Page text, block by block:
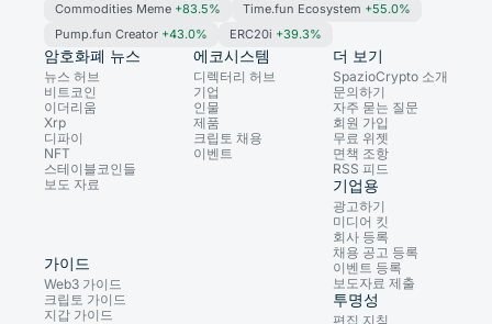
Commodities Meme +83.5% Time.fun Ecosystem +55.0%
Pump.fun Creator +43.0% ERC20i +39.3%
암호화폐 뉴스
뉴스 허브
비트코인
이더리움
Xrp
디파이
NFT
스테이블코인들
보도 자료
에코시스템
디렉터리 허브
기업
인물
제품
크립토 채용
이벤트
가이드
Web3 가이드
크립토 가이드
지갑 가이드
더 보기
SpazioCrypto 소개
문의하기
자주 묻는 질문
회원 가입
무료 위젯
면책 조항
RSS 피드
기업용
광고하기
미디어 킷
회사 등록
채용 공고 등록
이벤트 등록
보도자료 제출
투명성
편집 지침